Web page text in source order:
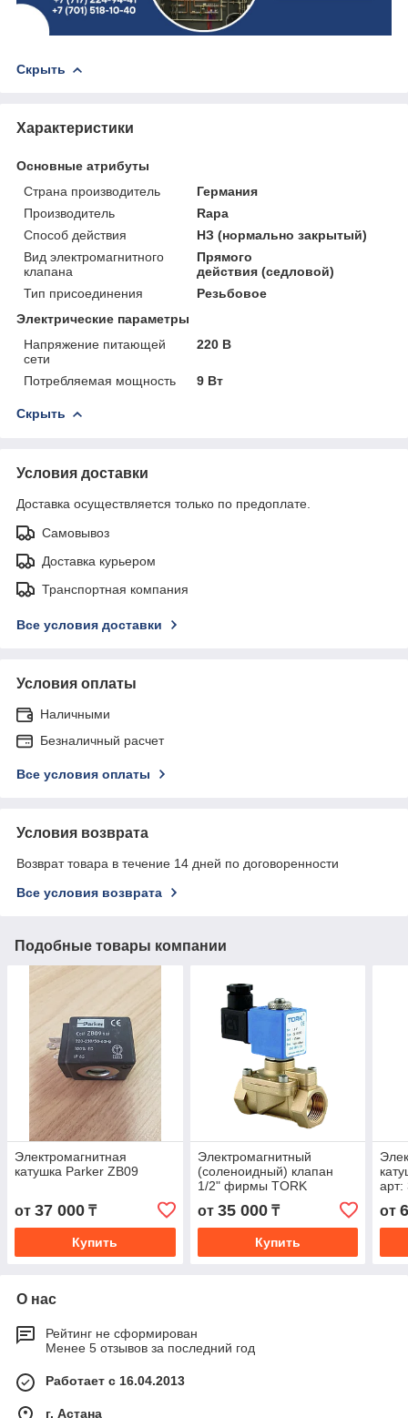
Скрыть
Характеристики
Основные атрибуты
Страна производитель
Германия
Производитель
Rapa
Способ действия
НЗ (нормально закрытый)
Вид электромагнитного
клапана
Прямого
действия (седловой)
Тип присоединения
Резьбовое
Электрические параметры
Напряжение питающей
сети
220 В
Потребляемая мощность 9 Вт
Скрыть
Условия доставки
Доставка осуществляется только по предоплате.
Самовывоз
Доставка курьером
Транспортная компания
Все условия доставки
Условия оплаты
Наличными
Безналичный расчет
Все условия оплаты
Условия возврата
Возврат товара в течение 14 дней по договоренности
Все условия возврата
Подобные товары компании
Электромагнитная
катушка Parker ZB09
от 37 000 ₸
Купить
Электромагнитный
(соленоидный) клапан
1/2" фирмы TORK
от 35 000₸
Купить
арт:
от
О нас
Рейтинг не сформирован
Менее 5 отзывов за последний год
Работает с 16.04.2013
г. Астана